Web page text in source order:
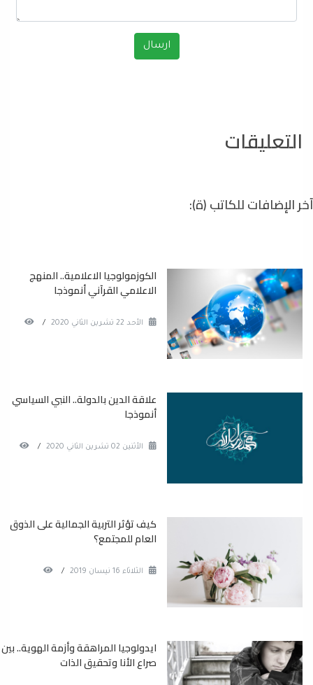
التعليقات
آخر الإضافات للكاتب (ة):
الكوزمولوجيا الاعلامية.. المنهج
الاعلامي القرآني أنموذجا
الأحد 22 تشرين الثاني 2020 /
علاقة الدين بالدولة.. النبي السياسي
أنموذجا
الأثنين 02 تشرين الثاني 2020 /
كيف تؤثر التربية الجمالية على الذوق
العام للمجتمع؟
الثلاثاء 16 نيسان 2019 /
ايدولوجيا المراهقة وأزمة الهوية.. بين
صراع الأنا وتحقيق الذات